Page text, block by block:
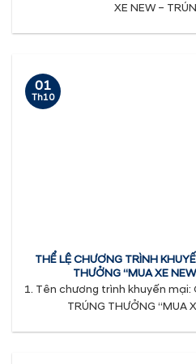
XE NEW –
THỂ LỆ CHƯƠNG TRÌNH
THƯỞNG “MUA XE
1. Tên chương trình khuyến mại:
TRÚNG THƯỞNG “MUA
01
Th10